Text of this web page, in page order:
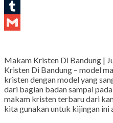
LinkedIn
Tumblr
Makam Kristen Di Bandung |
Kristen Di Bandung – model
kristen dengan model yang
dari bagian badan sampai
makam kristen terbaru dari
kita gunakan untuk kijingan ini